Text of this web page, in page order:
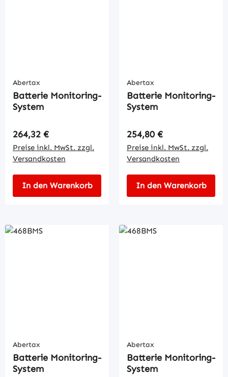
Abertax
Batterie Monitoring-
System
Regulärer Preis:
264,32 €
Preise inkl. MwSt. zzgl.
Versandkosten
In den Warenkorb
Abertax
Batterie Monitoring-
System
Regulärer Preis:
254,80 €
Preise inkl. MwSt. zzgl.
Versandkosten
In den Warenkorb
Abertax
Batterie Monitoring-
System
Abertax
Batterie Monitoring-
System